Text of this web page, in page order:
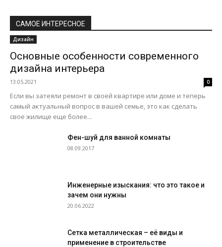
САМОЕ ИНТЕРЕСНОЕ
Дизайн
Основные особенности современного
дизайна интерьера
13.05.2021 0
Если вы затеяли ремонт в своей квартире или доме и теперь
самый актуальный вопрос в вашей семье, это как сделать
свое жилище еще более...
Фен-шуй для ванной комнаты
08.09.2017
Инженерные изыскания: что это такое и
зачем они нужны
20.06.2022
Сетка металлическая – её виды и
применение в строительстве